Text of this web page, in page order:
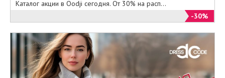
Каталог акции в Oodji сегодня. От 30% на расп...
-30%